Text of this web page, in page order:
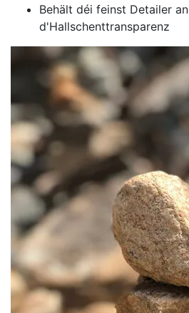
Behält déi feinst Detailer an
d'Hallschenttransparenz